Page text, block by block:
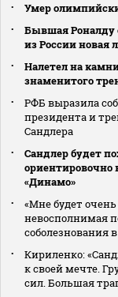
Умер
Бывшая Роналду
из России новая
Налетел на
знаменитого
РФБ выразила
президента и
Сандлера
Сандлер будет
ориентировочно
«Динамо»
«Мне будет
невосполнимая
соболезнования
Кириленко:
к своей мечте.
сил. Большая